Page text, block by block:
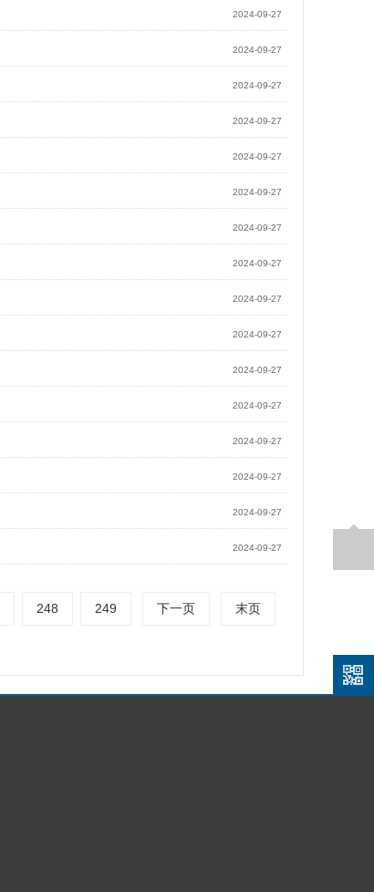
2024-09-27
2024-09-27
2024-09-27
2024-09-27
2024-09-27
2024-09-27
2024-09-27
2024-09-27
2024-09-27
2024-09-27
2024-09-27
2024-09-27
2024-09-27
2024-09-27
2024-09-27
2024-09-27
248 249 下一页 末页